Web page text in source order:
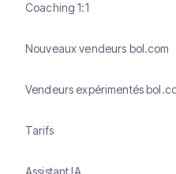
Coaching 1:1
Nouveaux vendeurs bol.com
Vendeurs expérimentés
Tarifs